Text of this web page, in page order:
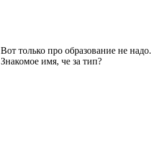
Вот только про образование не надо.
Знакомое имя, че за тип?